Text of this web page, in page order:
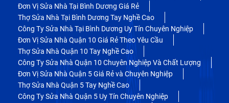
Đơn Vị Sửa Nhà Tại Bình Dương Giá Rẻ
Thợ Sửa Nhà Tại Bình Dương Tay Nghề Cao
Công Ty Sửa Nhà Tại Bình Dương Uy Tín Chuyên Nghiệp
Đơn Vị Sửa Nhà Quận 10 Giá Rẻ Theo Yêu Cầu
Thợ Sửa Nhà Quận 10 Tay Nghề Cao
Công Ty Sửa Nhà Quận 10 Chuyên Nghiệp Và Chất Lượng
Đơn Vị Sửa Nhà Quận 5 Giá Rẻ và Chuyên Nghiệp
Thợ Sửa Nhà Quận 5 Tay Nghề Cao
Công Ty Sửa Nhà Quận 5 Uy Tín Chuyên Nghiệp